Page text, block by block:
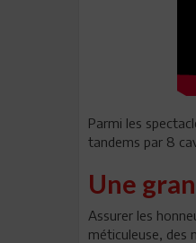
Parmi les
tandems par 8
Une
Assurer les
méticuleuse, des